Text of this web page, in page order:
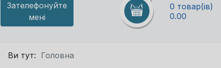
Зателефонуйте
мені
0 товар(ів)
0.00
Ви тут: Головна